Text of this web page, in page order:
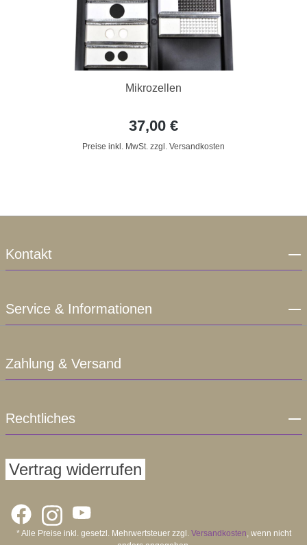
Mikrozellen
37,00 €
Preise inkl. MwSt. zzgl. Versandkosten
Kontakt
Service & Informationen
Zahlung & Versand
Rechtliches
Vertrag widerrufen
* Alle Preise inkl. gesetzl. Mehrwertsteuer zzgl. Versandkosten, wenn nicht